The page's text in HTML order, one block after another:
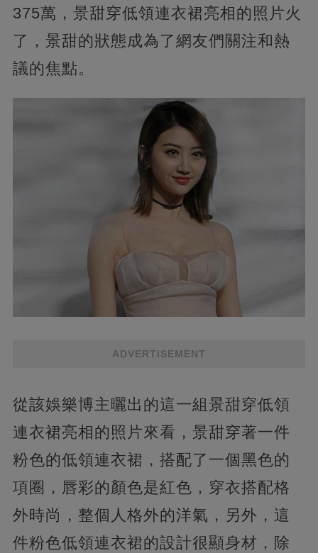
375萬，景甜穿低領連衣裙亮相的照片火
了，景甜的狀態成為了網友們關注和熱
議的焦點。
ADVERTISEMENT
從該娛樂博主曬出的這一組景甜穿低領
連衣裙亮相的照片來看，景甜穿著一件
粉色的低領連衣裙，搭配了一個黑色的
項圈，唇彩的顏色是紅色，穿衣搭配格
外時尚，整個人格外的洋氣，另外，這
件粉色低領連衣裙的設計很顯身材，除